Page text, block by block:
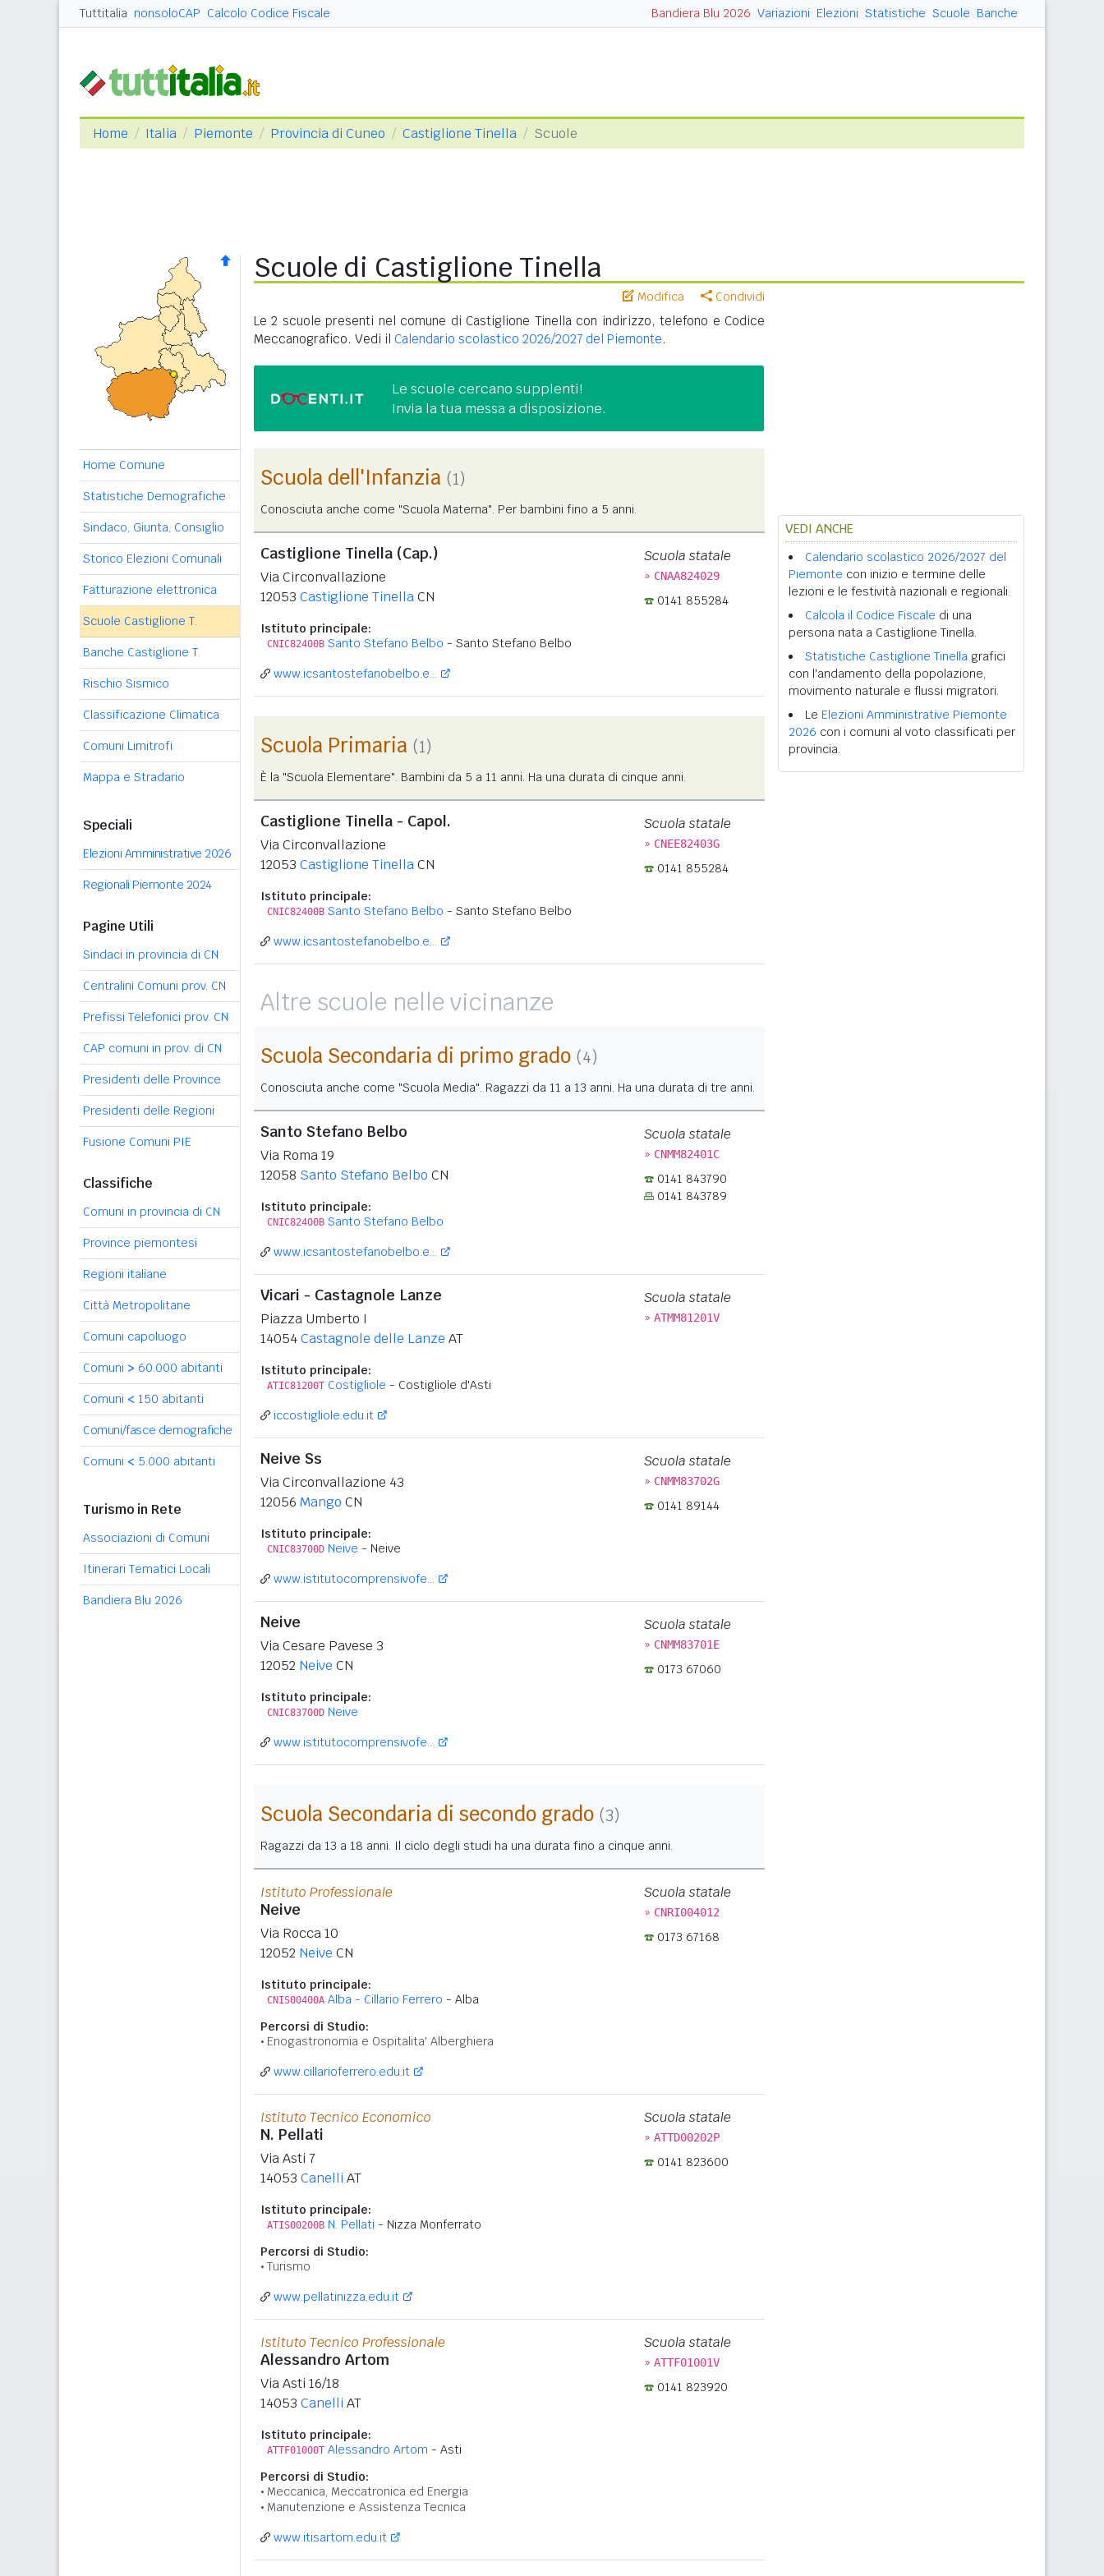
Tuttitalia nonsoloCAP Calcolo Codice Fiscale Bandiera Blu 2026 Variazioni Elezioni Statistiche Scuole Banche
Home Italia Piemonte Provincia di Cuneo Castiglione Tinella Scuole
Home Comune
Statistiche Demografiche
Sindaco, Giunta, Consiglio
Storico Elezioni Comunali
Fatturazione elettronica
Scuole Castiglione T.
Banche Castiglione T.
Rischio Sismico
Classificazione Climatica
Comuni Limitrofi
Mappa e Stradario
Speciali
Elezioni Amministrative 2026
Regionali Piemonte 2024
Pagine Utili
Sindaci in provincia di CN
Centralini Comuni prov. CN
Prefissi Telefonici prov. CN
CAP comuni in prov. di CN
Presidenti delle Province
Presidenti delle Regioni
Fusione Comuni PIE
Classifiche
Comuni in provincia di CN
Province piemontesi
Regioni italiane
Città Metropolitane
Comuni capoluogo
Comuni > 60.000 abitanti
Comuni < 150 abitanti
Comuni/fasce demografiche
Comuni < 5.000 abitanti
Turismo in Rete
Associazioni di Comuni
Itinerari Tematici Locali
Bandiera Blu 2026
Scuole di Castiglione Tinella
Modifica Condividi
Le 2 scuole presenti nel comune di Castiglione Tinella con indirizzo, telefono e Codice
Meccanografico. Vedi il Calendario scolastico 2026/2027 del Piemonte.
Le scuole cercano supplenti!
Invia la tua messa a disposizione.
Scuola dell'Infanzia (1)
Conosciuta anche come "Scuola Materna". Per bambini fino a 5 anni.
Castiglione Tinella (Cap.)
Via Circonvallazione
12053 Castiglione TinellaCN
Istituto principale:
CNIC82400B Santo Stefano Belbo - Santo Stefano Belbo
Scuola statale
» CNAA824029
0141 855284
www.icsantostefanobelbo.e...
Scuola Primaria (1)
È la "Scuola Elementare". Bambini da 5 a 11 anni. Ha una durata di cinque anni.
Castiglione Tinella - Capol.
Via Circonvallazione
12053 Castiglione TinellaCN
Istituto principale:
CNIC82400B Santo Stefano Belbo - Santo Stefano Belbo
Scuola statale
» CNEE82403G
0141 855284
www.icsantostefanobelbo.e...
Altre scuole nelle vicinanze
Scuola Secondaria di primo grado (4)
Conosciuta anche come "Scuola Media". Ragazzi da 11 a 13 anni. Ha una durata di tre anni.
Santo Stefano Belbo
Via Roma 19
12058 Santo Stefano Belbo CN
Istituto principale:
CNIC82400B Santo Stefano Belbo
Scuola statale
» CNMM82401C
0141 843790
0141 843789
www.icsantostefanobelbo.e...
Vicari - Castagnole Lanze
Piazza Umberto I
14054Castagnole delle Lanze AT
Istituto principale:
ATIC81200T Costigliole - Costigliole d'Asti
Scuola statale
» ATMM81201V
iccostigliole.edu.it
Neive Ss
Via Circonvallazione 43
12056 Mango CN
Istituto principale:
CNIC83700D Neive - Neive
Scuola statale
» CNMM83702G
0141 89144
www.istitutocomprensivofe...
Neive
Via Cesare Pavese 3
12052 Neive CN
Istituto principale:
CNIC83700D Neive
Scuola statale
» CNMM83701E
0173 67060
www.istitutocomprensivofe...
Scuola Secondaria di secondo grado (3)
Ragazzi da 13 a 18 anni. Il ciclo degli studi ha una durata fino a cinque anni.
Istituto Professionale
Neive
Via Rocca 10
12052 Neive CN
Istituto principale:
CNIS00400A Alba - Cillario Ferrero - Alba
Percorsi di Studio:
Enogastronomia e Ospitalita' Alberghiera
Scuola statale
» CNRI004012
0173 67168
www.cillarioferrero.edu.it
Istituto Tecnico Economico
N. Pellati
Via Asti 7
14053 Canelli AT
Istituto principale:
ATIS00200B N. Pellati - Nizza Monferrato
Percorsi di Studio:
Turismo
Scuola statale
» ATTD00202P
0141 823600
www.pellatinizza.edu.it
Istituto Tecnico Professionale
Alessandro Artom
Via Asti 16/18
14053 Canelli AT
Istituto principale:
ATTF01000T Alessandro Artom - Asti
Percorsi di Studio:
Meccanica, Meccatronica ed Energia
Manutenzione e Assistenza Tecnica
Scuola statale
» ATTF01001V
0141 823920
www.itisartom.edu.it
VEDI ANCHE
Calendario scolastico 2026/2027 del
Piemonte con inizio e termine delle
lezioni e le festività nazionali e regionali.
Calcola il Codice Fiscale di una
persona nata a Castiglione Tinella.
Statistiche Castiglione Tinella grafici
con l'andamento della popolazione,
movimento naturale e flussi migratori.
Le Elezioni Amministrative Piemonte
2026 con i comuni al voto classificati per
provincia.